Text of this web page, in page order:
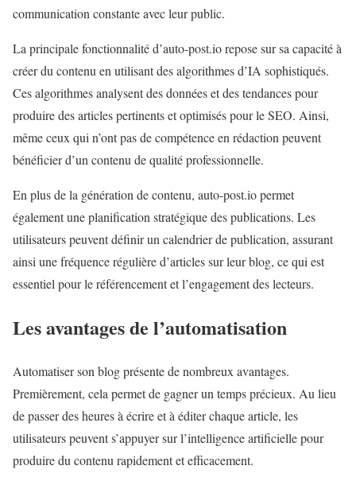
communication constante avec leur public.
La principale fonctionnalité d’auto-post.io repose sur sa capacité à
créer du contenu en utilisant des algorithmes d’IA sophistiqués.
Ces algorithmes analysent des données et des tendances pour
produire des articles pertinents et optimisés pour le SEO. Ainsi,
même ceux qui n’ont pas de compétence en rédaction peuvent
bénéficier d’un contenu de qualité professionnelle.
En plus de la génération de contenu, auto-post.io permet
également une planification stratégique des publications. Les
utilisateurs peuvent définir un calendrier de publication, assurant
ainsi une fréquence régulière d’articles sur leur blog, ce qui est
essentiel pour le référencement et l’engagement des lecteurs.
Les avantages de l’automatisation
Automatiser son blog présente de nombreux avantages.
Premièrement, cela permet de gagner un temps précieux. Au lieu
de passer des heures à écrire et à éditer chaque article, les
utilisateurs peuvent s’appuyer sur l’intelligence artificielle pour
produire du contenu rapidement et efficacement.